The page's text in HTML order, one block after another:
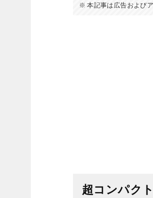
本記事は広告および
超コンパク